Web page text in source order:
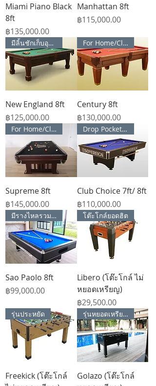
Miami Piano Black
8ft
Price
฿135,000.00
Manhattan 8ft
Price
฿115,000.00
มีลิ้นชักเก็บอุปกรณ์
New England 8ft
Price
฿125,000.00
For Home/Club house
Century 8ft
Price
฿130,000.00
For Home/Club house
Supreme 8ft
Price
฿145,000.00
Drop Pocket Style
Club Choice 7ft/ 8ft
Price
฿110,000.00
มีรางไหลรวมลูก
Sao Paolo 8ft
Price
฿99,000.00
โต๊ะโกล์ยอดฮิต
Libero (โต๊ะโกล์ ไม่
หยอดเหรียญ)
Price
฿29,500.00
รุ่นประหยัด
Freekick (โต๊ะโกล์
รุ่นหยอดเหรียญได้
Golazo (โต๊ะโกล์